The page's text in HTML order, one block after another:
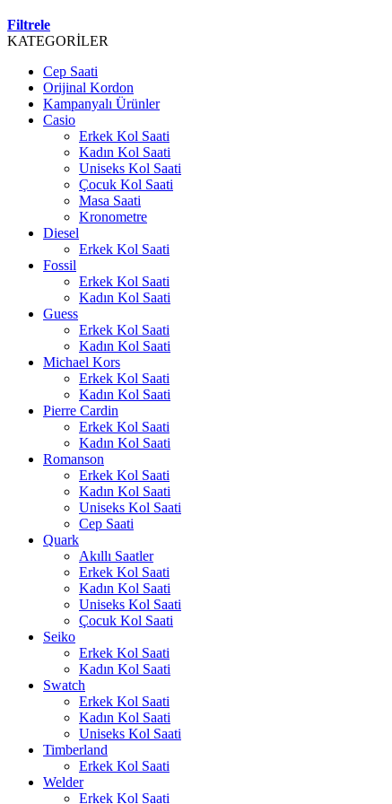
Filtrele
KATEGORİLER
Cep Saati
Orijinal Kordon
Kampanyalı Ürünler
Casio
Erkek Kol Saati
Kadın Kol Saati
Uniseks Kol Saati
Çocuk Kol Saati
Masa Saati
Kronometre
Diesel
Erkek Kol Saati
Fossil
Erkek Kol Saati
Kadın Kol Saati
Guess
Erkek Kol Saati
Kadın Kol Saati
Michael Kors
Erkek Kol Saati
Kadın Kol Saati
Pierre Cardin
Erkek Kol Saati
Kadın Kol Saati
Romanson
Erkek Kol Saati
Kadın Kol Saati
Uniseks Kol Saati
Cep Saati
Quark
Akıllı Saatler
Erkek Kol Saati
Kadın Kol Saati
Uniseks Kol Saati
Çocuk Kol Saati
Seiko
Erkek Kol Saati
Kadın Kol Saati
Swatch
Erkek Kol Saati
Kadın Kol Saati
Uniseks Kol Saati
Timberland
Erkek Kol Saati
Welder
Erkek Kol Saati